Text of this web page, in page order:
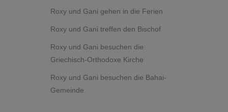
Roxy und Gani gehen in die Ferien
Roxy und Gani treffen den Bischof
Roxy und Gani besuchen die
Griechisch-Orthodoxe Kirche
Roxy und Gani besuchen die Bahai-
Gemeinde